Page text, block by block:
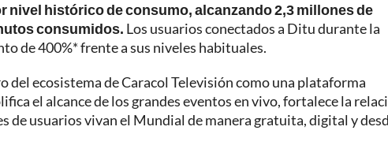
nivel histórico de consumo, alcanzando 2,3 millones de
consumidos. Los usuarios conectados a Ditu durante la
de 400%* frente a sus niveles habituales.
ecosistema de Caracol Televisión como una plataforma
el alcance de los grandes eventos en vivo, fortalece la
de usuarios vivan el Mundial de manera gratuita, digital y